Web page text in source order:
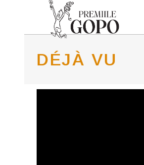
DÉJÀ VU